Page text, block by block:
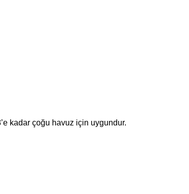
kadar çoğu havuz için uygundur.